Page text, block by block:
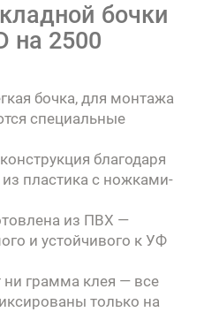
бочки
на 2500
бочка, для монтажа
специальные
благодаря
пластика с ножками-
из ПВХ —
и устойчивого к УФ
ни грамма клея — все
только на